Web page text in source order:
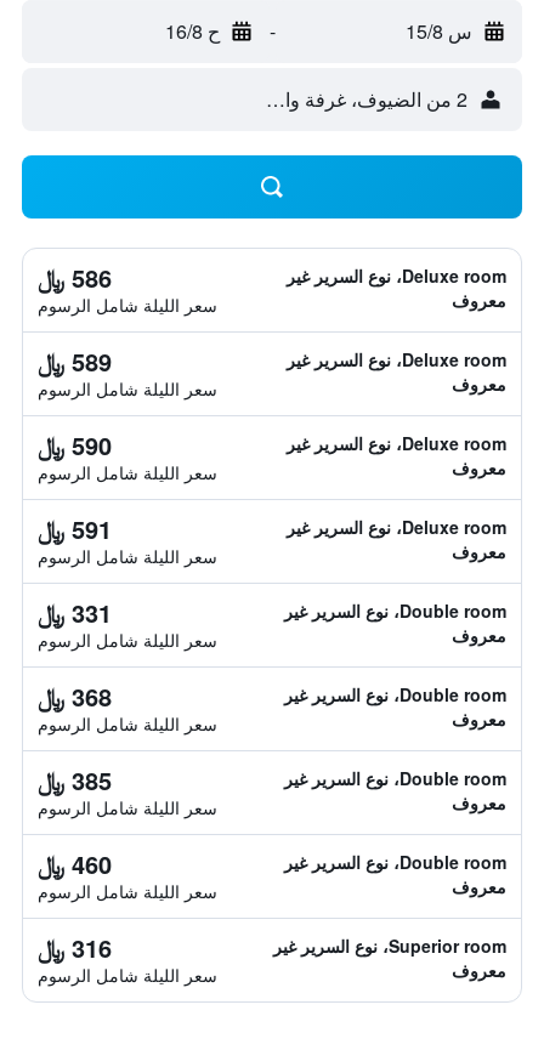
س 15/8 - ح 16/8
2 من الضيوف، غرفة واحدة
Deluxe room، نوع السرير غير
معروف
586 ﷼
سعر الليلة شامل الرسوم
Deluxe room، نوع السرير غير
معروف
589 ﷼
سعر الليلة شامل الرسوم
Deluxe room، نوع السرير غير
معروف
590 ﷼
سعر الليلة شامل الرسوم
Deluxe room، نوع السرير غير
معروف
591 ﷼
سعر الليلة شامل الرسوم
Double room، نوع السرير غير
معروف
331 ﷼
سعر الليلة شامل الرسوم
Double room، نوع السرير غير
معروف
368 ﷼
سعر الليلة شامل الرسوم
Double room، نوع السرير غير
معروف
385 ﷼
سعر الليلة شامل الرسوم
Double room، نوع السرير غير
معروف
460 ﷼
سعر الليلة شامل الرسوم
Superior room، نوع السرير غير
معروف
316 ﷼
سعر الليلة شامل الرسوم